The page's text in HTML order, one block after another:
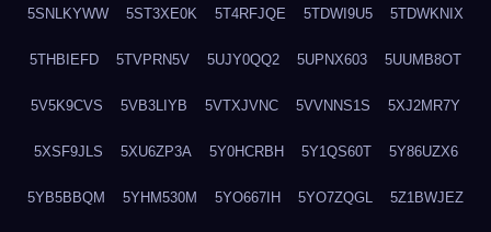
5SNLKYWW 5ST3XE0K 5T4RFJQE 5TDWI9U5 5TDWKNIX
5THBIEFD 5TVPRN5V 5UJY0QQ2 5UPNX603 5UUMB8OT
5V5K9CVS 5VB3LIYB 5VTXJVNC 5VVNNS1S 5XJ2MR7Y
5XSF9JLS 5XU6ZP3A 5Y0HCRBH 5Y1QS60T 5Y86UZX6
5YB5BBQM 5YHM530M 5YO667IH 5YO7ZQGL 5Z1BWJEZ